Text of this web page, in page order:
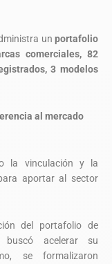
un portafolio
comerciales, 82
3 modelos
al mercado
la vinculación y la
aportar al sector
del portafolio de
buscó acelerar su
se formalizaron